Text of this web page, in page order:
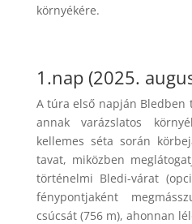
környékére.
1.nap (2025.
A túra első napján Bledben
annak varázslatos
kellemes séta során
tavat, miközben
történelmi Bledi-várat
fénypontjaként
csúcsát (756 m), ahonnan